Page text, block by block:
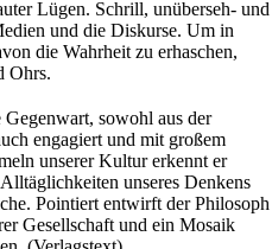
Lügen. Schrill, unüberseh- und
und die Diskurse. Um in
die Wahrheit zu erhaschen,
Ohrs.
sowohl aus der
engagiert und mit großem
unserer Kultur erkennt er
unseres Denkens
Pointiert entwirft der Philosoph
Gesellschaft und ein Mosaik